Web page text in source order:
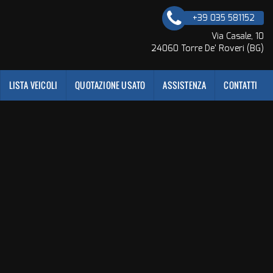
+39 035 581152
Via Casale, 10
24060 Torre De' Roveri (BG)
LISTA VEICOLI QUOTAZIONE USATO ASSISTENZA CONTATTI